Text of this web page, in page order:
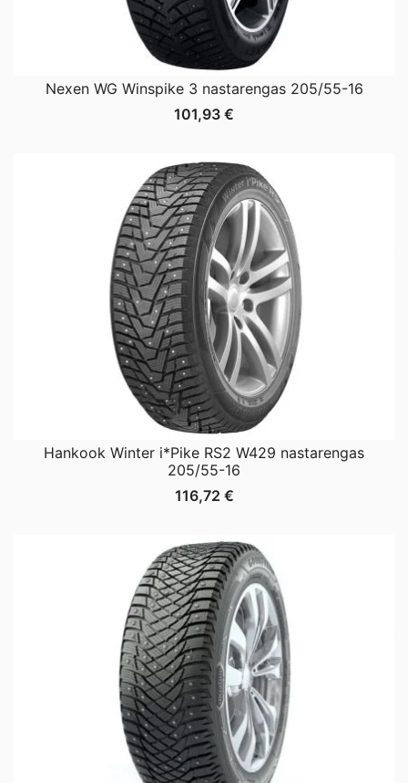
Nexen WG Winspike 3 nastarengas 205/55-16
101,93 €
Hankook Winter i*Pike RS2 W429 nastarengas
205/55-16
116,72 €